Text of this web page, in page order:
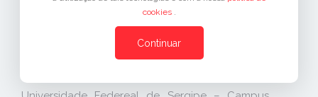
nº 1 de 11 de julho de 2025, as DCN 2025,
disponíveis em https://link.abea.org.br/dcn2025
cookies .
Continuar